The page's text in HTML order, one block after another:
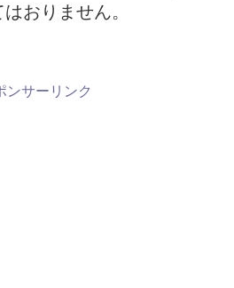
おりません。
ンサーリンク